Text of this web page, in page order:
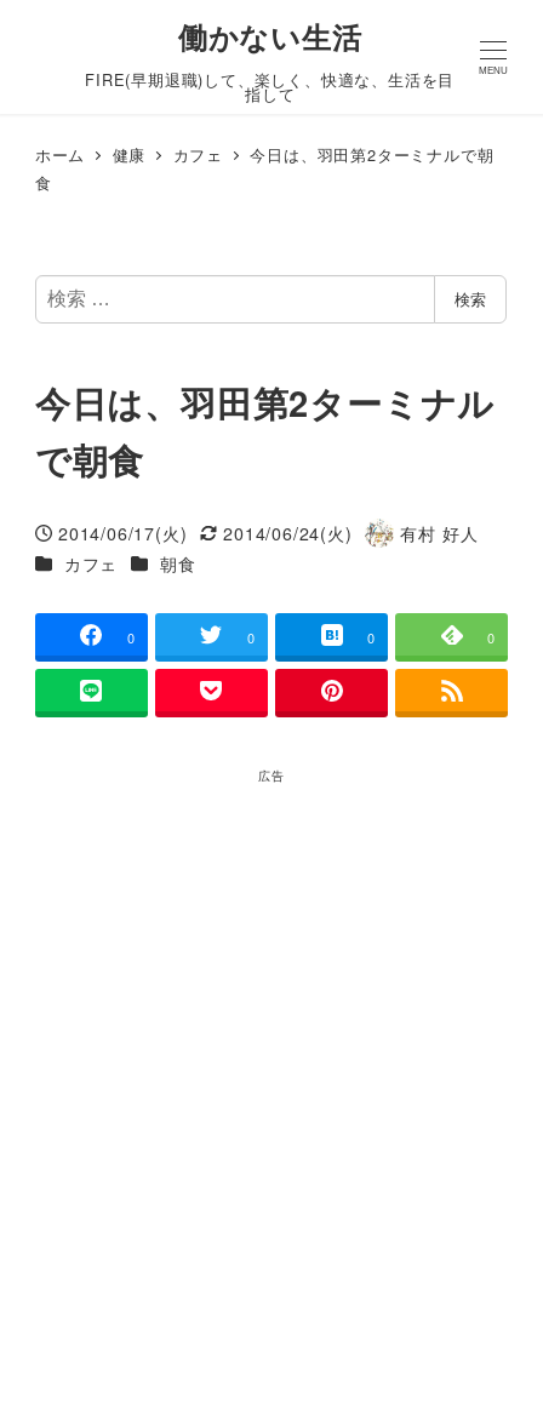
働かない生活
FIRE(早期退職)して、楽しく、快適な、生活を目
指して
MENU
ホーム 健康 カフェ
今日は、羽田第2ターミナルで朝
食
検
索
検索
今日は、羽田第2ターミナル
で朝食
投稿日
2014/06/17(火)
更新日
2014/06/24(火)
著
有村 好人
カテゴリー
カフェ カテゴリー
朝食
0 0 0 0
広告